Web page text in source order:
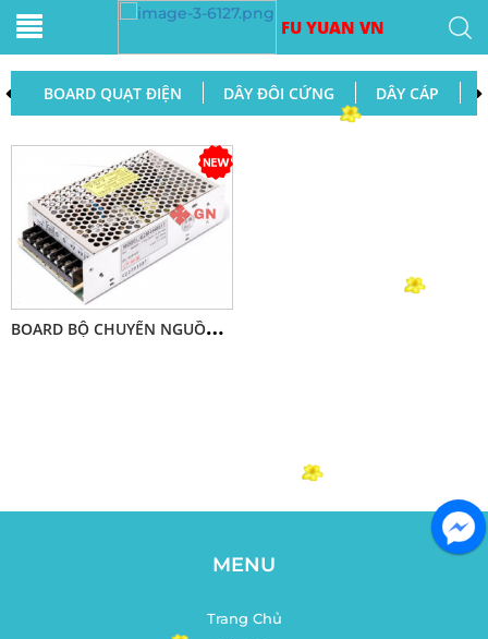
FU YUAN VN
BOARD QUẠT ĐIỆN DÂY ĐÔI CỨNG DÂY CÁP
B
OARD BỘ CHUYỂN NGUỒN MẠCH SMPS
MENU
Trang Chủ